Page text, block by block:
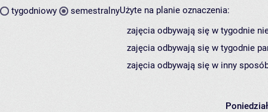
tygodniowy semestralnyUżyte na planie oznaczenia:
zajęcia odbywają się w tygodnie
zajęcia odbywają się w tygodnie
zajęcia odbywają się w inny